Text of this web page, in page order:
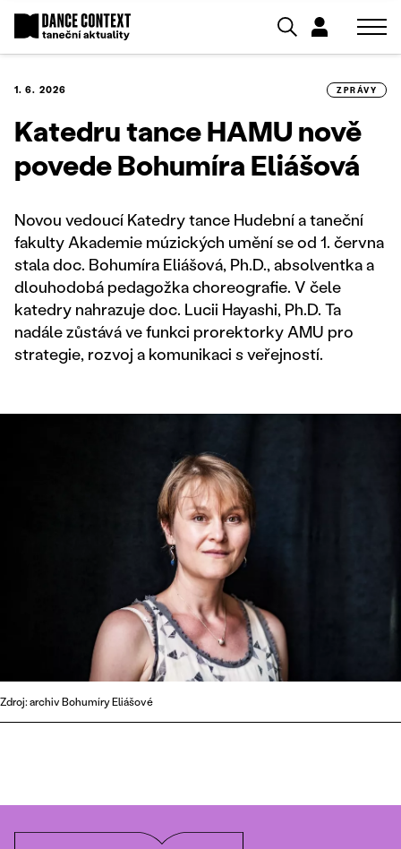
1. 6. 2026 ZPRÁVY
Katedru tance HAMU nově
povede Bohumíra Eliášová
Novou vedoucí Katedry tance Hudební a taneční
fakulty Akademie múzických umění se od 1. června
stala doc. Bohumíra Eliášová, Ph.D., absolventka a
dlouhodobá pedagožka choreografie. V čele
katedry nahrazuje doc. Lucii Hayashi, Ph.D. Ta
nadále zůstává ve funkci prorektorky AMU pro
strategie, rozvoj a komunikaci s veřejností.
Zdroj: archiv Bohumíry Eliášové